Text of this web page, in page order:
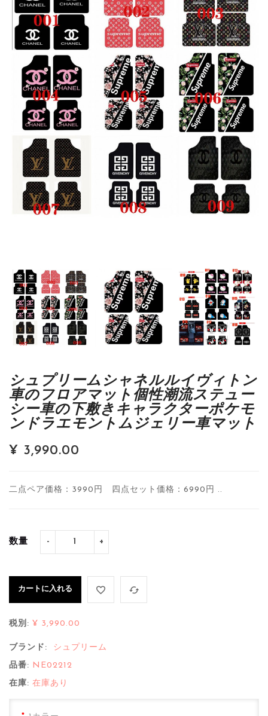
シュプリームシャネルルイヴィトン
車のフロアマット個性潮流ステュー
シー車の下敷きキャラクターポケモ
ンドラエモントムジェリー車マット
¥ 3,990.00
二点ペア価格：3990円 四点セット価格：6990円 ..
数量
カートに入れる
税別: ¥ 3,990.00
ブランド:
シュプリーム
品番: NE02212
在庫: 在庫あり